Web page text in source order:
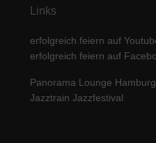
Links
erfolgreich feiern auf
erfolgreich feiern auf
Panorama Lounge Hamburg
Jazztrain Jazzfestival
von Videoplattformen und Social-
Cookies von externen Medien akzeptiert
manuellen Einwilligung mehr.